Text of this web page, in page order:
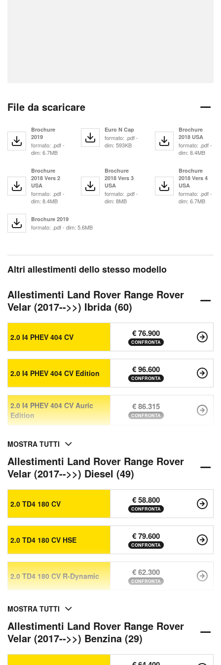
File da scaricare
Brochure
2019
formato: .pdf -
dim: 6.7MB
Euro N Cap
formato: .pdf -
dim: 593KB
Brochure
2018 USA
formato: .pdf -
dim: 8.4MB
Brochure
2018 Vers 2
USA
formato: .pdf -
dim: 8.4MB
Brochure
2018 Vers 3
USA
formato: .pdf -
dim: 8MB
Brochure
2018 Vers 4
USA
formato: .pdf -
dim: 6.7MB
Brochure 2019
formato: .pdf - dim: 5.6MB
Altri allestimenti dello stesso modello
Allestimenti Land Rover Range Rover
Velar (2017-->>) Ibrida (60)
2.0 I4 PHEV 404 CV € 76.900
CONFRONTA
2.0 I4 PHEV 404 CV Edition € 96.600
CONFRONTA
2.0 I4 PHEV 404 CV Auric
Edition
€ 86.315
CONFRONTA
MOSTRA TUTTI
Allestimenti Land Rover Range Rover
Velar (2017-->>) Diesel (49)
2.0 TD4 180 CV € 58.800
CONFRONTA
2.0 TD4 180 CV HSE € 79.600
CONFRONTA
2.0 TD4 180 CV R-Dynamic € 62.300
CONFRONTA
MOSTRA TUTTI
Allestimenti Land Rover Range Rover
Velar (2017-->>) Benzina (29)